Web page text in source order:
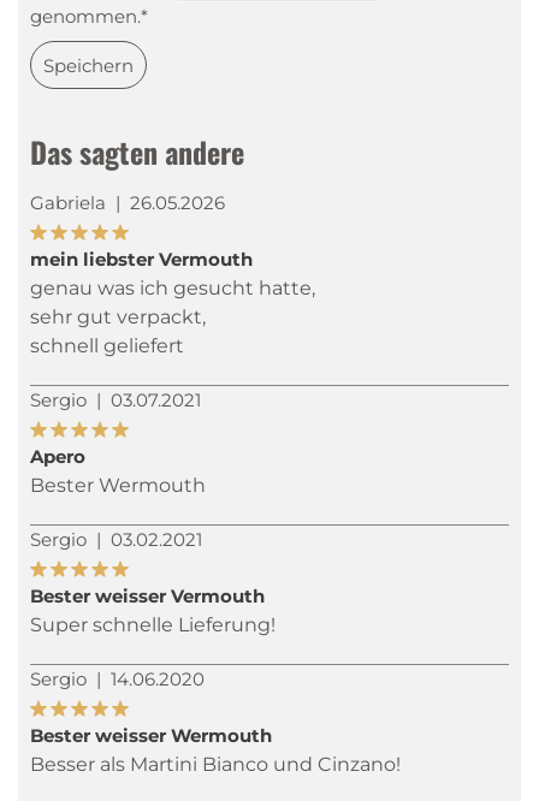
Das sagten andere
Gabriela | 26.05.2026
mein liebster Vermouth
genau was ich gesucht hatte,
sehr gut verpackt,
schnell geliefert
Sergio | 03.07.2021
Apero
Bester Wermouth
Sergio | 03.02.2021
Bester weisser Vermouth
Super schnelle Lieferung!
Sergio | 14.06.2020
Bester weisser Wermouth
Besser als Martini Bianco und Cinzano!
genommen.*
Speichern